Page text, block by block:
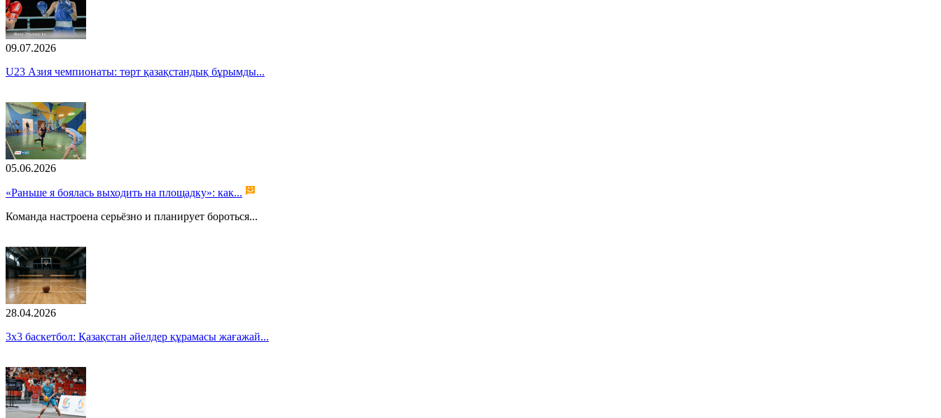
09.07.2026
U23 Азия чемпионаты: төрт қазақстандық бұрымды...
05.06.2026
«Раньше я боялась выходить на площадку»: как...
Команда настроена серьёзно и планирует бороться...
28.04.2026
3x3 баскетбол: Қазақстан әйелдер құрамасы жағажай...